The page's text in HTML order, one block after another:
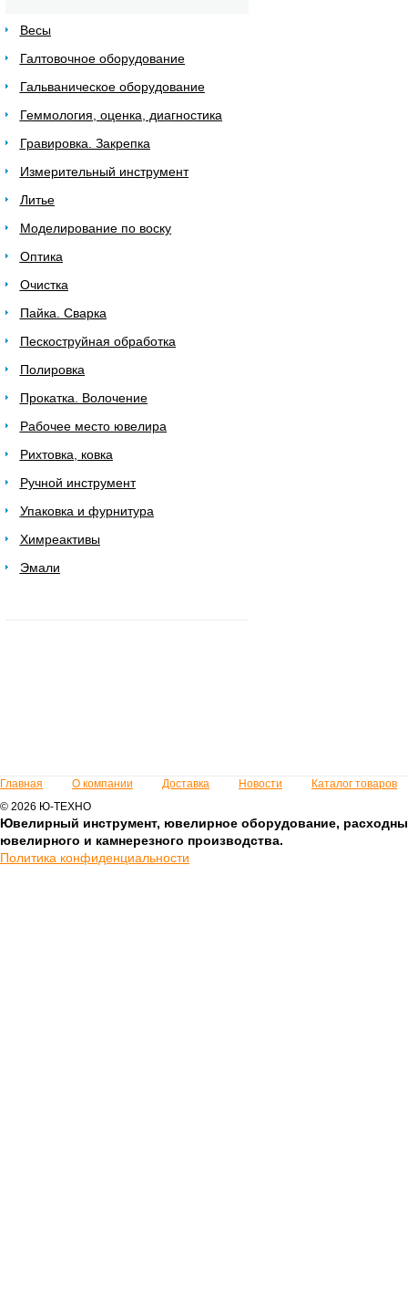
Весы
Галтовочное оборудование
Гальваническое оборудование
Геммология, оценка, диагностика
Гравировка. Закрепка
Измерительный инструмент
Литье
Моделирование по воску
Оптика
Очистка
Пайка. Сварка
Пескоструйная обработка
Полировка
Прокатка. Волочение
Рабочее место ювелира
Рихтовка, ковка
Ручной инструмент
Упаковка и фурнитура
Химреактивы
Эмали
Главная О компании Доставка Новости
Каталог товаров
© 2026 Ю-ТЕХНО
Ювелирный инструмент, ювелирное оборудование,
ювелирного и камнерезного производства.
Политика конфиденциальности